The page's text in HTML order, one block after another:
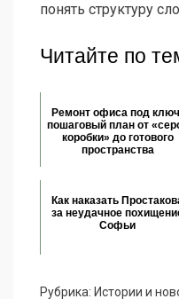
понять структуру
Читайте по
Ремонт офиса под
пошаговый план от
коробки» до готового
пространства
Как наказать
за неудачное
Софьи
Рубрика: Истории и